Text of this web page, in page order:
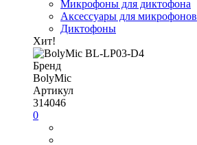
Микрофоны для диктофона
Аксессуары для микрофонов
Диктофоны
Хит!
Бренд
BolyMic
Артикул
314046
0